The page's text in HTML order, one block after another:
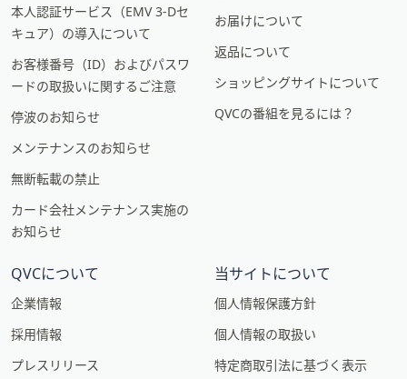
本人認証サービス（EMV 3-Dセ
キュア）の導入について
お客様番号（ID）およびパスワ
ードの取扱いに関するご注意
停波のお知らせ
メンテナンスのお知らせ
無断転載の禁止
カード会社メンテナンス実施の
お知らせ
お届けについて
返品について
ショッピングサイトについて
QVCの番組を見るには？
QVCについて
企業情報
採用情報
プレスリリース
当サイトについて
個人情報保護方針
個人情報の取扱い
特定商取引法に基づく表示